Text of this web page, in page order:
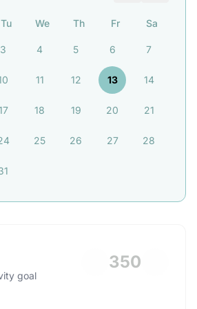
Tu We Th Fr Sa
3 4 5 6 7
11 12 13 14
18 19 20 21
25 26 27 28
goal
350